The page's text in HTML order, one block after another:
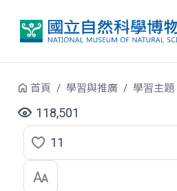
首頁 學習與推廣 學習主題
118,501
點
選
11